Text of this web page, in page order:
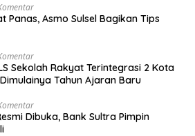
Panas, Asmo Sulsel Bagikan Tips
Sekolah Rakyat Terintegrasi 2 Kota
Tahun Ajaran Baru
Dibuka, Bank Sultra Pimpin